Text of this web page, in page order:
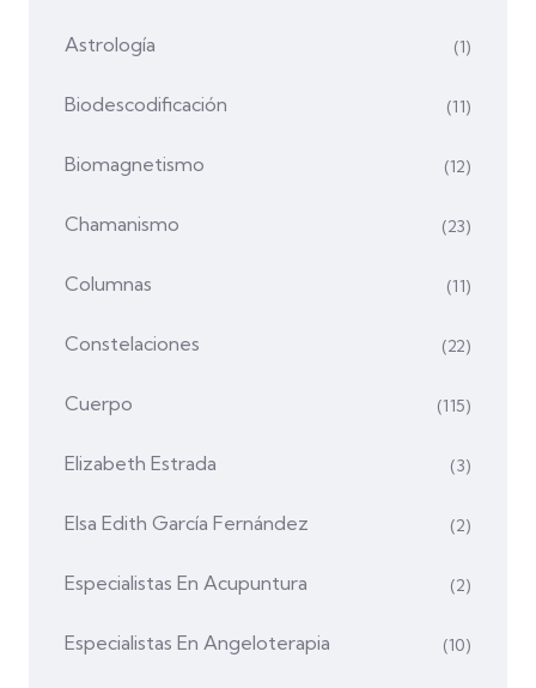
Astrología (1)
Biodescodificación (11)
Biomagnetismo (12)
Chamanismo (23)
Columnas (11)
Constelaciones (22)
Cuerpo (115)
Elizabeth Estrada (3)
Elsa Edith García Fernández (2)
Especialistas En Acupuntura (2)
Especialistas En Angeloterapia (10)